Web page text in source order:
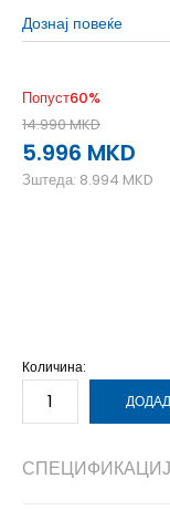
Дознај повеќе
Попуст60%
14.990MKD
5.996 MKD
Зштеда: 8.994 MKD
Количина: